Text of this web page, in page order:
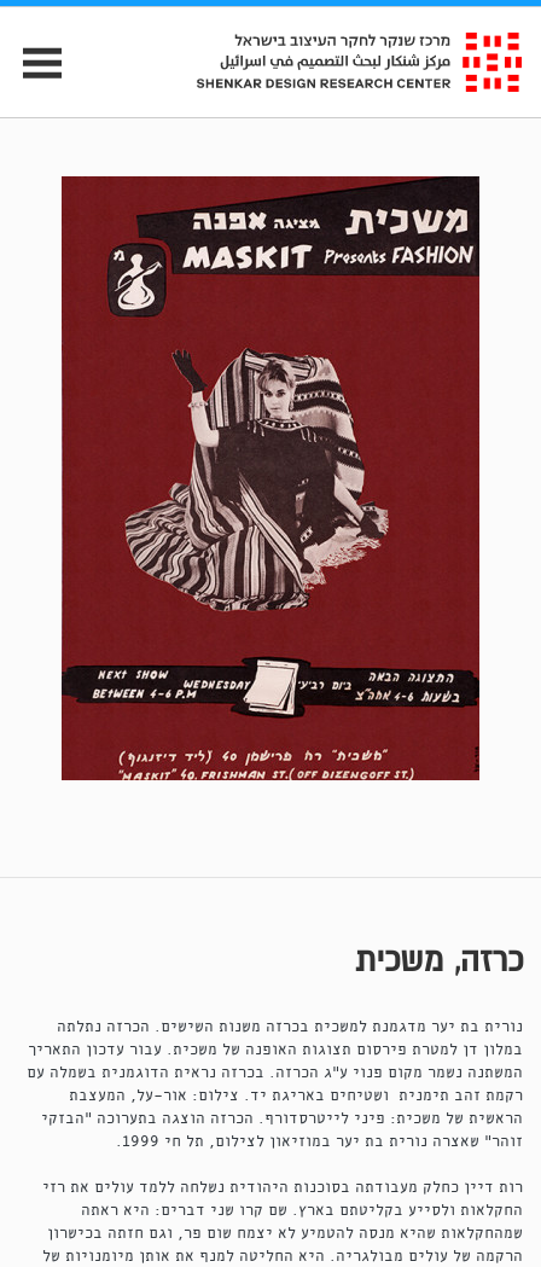
כרזה, משכית
נורית בת יער מדגמנת למשכית בכרזה משנות השישים. הכרזה נתלתה
במלון דן למטרת פירסום תצוגות האופנה של משכית. עבור עדכון התאריך
המשתנה נשמר מקום פנוי ע"ג הכרזה. בכרזה נראית הדוגמנית בשמלה עם
רקמת זהב תימנית ושטיחים באריגת יד. צילום: אור-על, המעצבת
הראשית של משכית: פיני לייטרסדורף. הכרזה הוצגה בתערוכה "הבזקי
זוהר" שאצרה נורית בת יער במוזיאון לצילום, תל חי 1999.
רות דיין כחלק מעבודתה בסוכנות היהודית נשלחה ללמד עולים את רזי
החקלאות ולסייע בקליטתם בארץ. שם קרו שני דברים: היא ראתה
שמהחקלאות שהיא מנסה להטמיע לא יצמח שום פר, וגם חזתה בכישרון
הרקמה של עולים מבולגריה. היא החליטה למנף את אותן מיומנויות של